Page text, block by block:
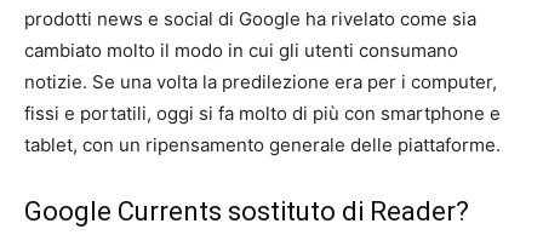
prodotti news e social di Google ha rivelato come sia
cambiato molto il modo in cui gli utenti consumano
notizie. Se una volta la predilezione era per i computer,
fissi e portatili, oggi si fa molto di più con smartphone e
tablet, con un ripensamento generale delle piattaforme.
Google Currents sostituto di Reader?